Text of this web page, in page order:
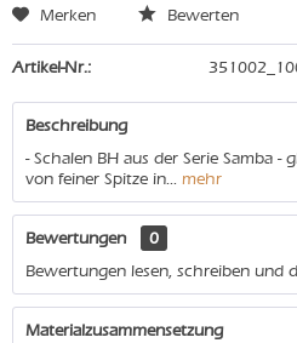
Merken Bewerten
Artikel-Nr.:
Beschreibung
- Schalen BH aus der Serie Samba
von feiner Spitze in... mehr
Bewertungen
0
Bewertungen lesen, schreiben und
Materialzusammensetzung